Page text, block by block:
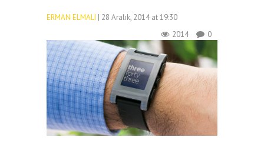
ERMAN ELMALI | 28 Aralık, 2014 at 19:30
2014
0